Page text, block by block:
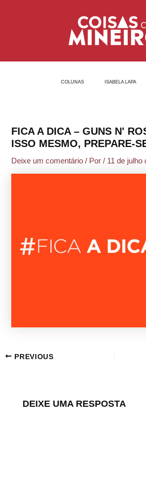
COLUNAS ISABELA LAPA
FICA A DICA – GUNS N'
ISSO MESMO, PREPARE-
Deixe um comentário / Por/ 11 de julho
PREVIOUS
DEIXE UMA RESPOSTA